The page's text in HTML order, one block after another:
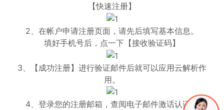
【快速注册】
2、在帐户申请注册页面，请先后填写基本信息。
填好手机号后，点一下【接收验证码】
3、【成功注册】进行验证邮件后就可以应用云解析作
用。
4、登录您的注册邮箱，查阅电子邮件激话认证。